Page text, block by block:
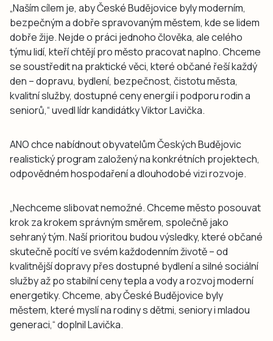
„Naším cílem je, aby České Budějovice byly moderním,
bezpečným a dobře spravovaným městem, kde se lidem
dobře žije. Nejde o práci jednoho člověka, ale celého
týmu lidí, kteří chtějí pro město pracovat naplno. Chceme
se soustředit na praktické věci, které občané řeší každý
den – dopravu, bydlení, bezpečnost, čistotu města,
kvalitní služby, dostupné ceny energií i podporu rodin a
seniorů,“ uvedl lídr kandidátky Viktor Lavička.
ANO chce nabídnout obyvatelům Českých Budějovic
realistický program založený na konkrétních projektech,
odpovědném hospodaření a dlouhodobé vizi rozvoje.
„Nechceme slibovat nemožné. Chceme město posouvat
krok za krokem správným směrem, společně jako
sehraný tým. Naší prioritou budou výsledky, které občané
skutečně pocítí ve svém každodenním životě – od
kvalitnější dopravy přes dostupné bydlení a silné sociální
služby až po stabilní ceny tepla a vody a rozvoj moderní
energetiky. Chceme, aby České Budějovice byly
městem, které myslí na rodiny s dětmi, seniory i mladou
generaci,“ doplnil Lavička.